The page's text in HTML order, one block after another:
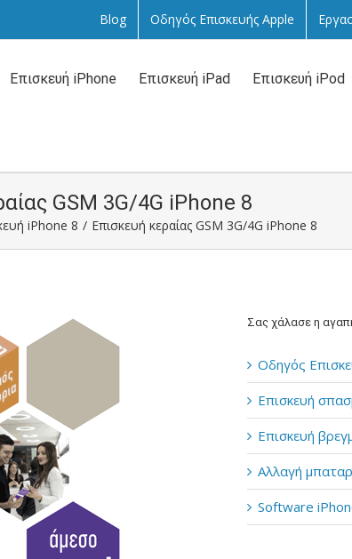
Blog Οδηγός Επισκευής Apple
Επισκευή iPhone Επισκευή iPad Επισκευή iPod
GSM 3G/4G iPhone 8
iPhone 8 / Επισκευή κεραίας GSM 3G/4G iPhone 8
Σας χάλασε η
Οδηγός
Επισκευή
Επισκευή
Αλλαγή
Software